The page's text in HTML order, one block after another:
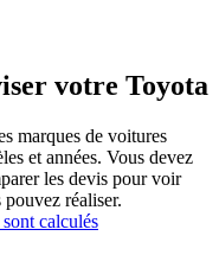
votre Toyota
marques de voitures
et années. Vous devez
les devis pour voir
réaliser.
calculés